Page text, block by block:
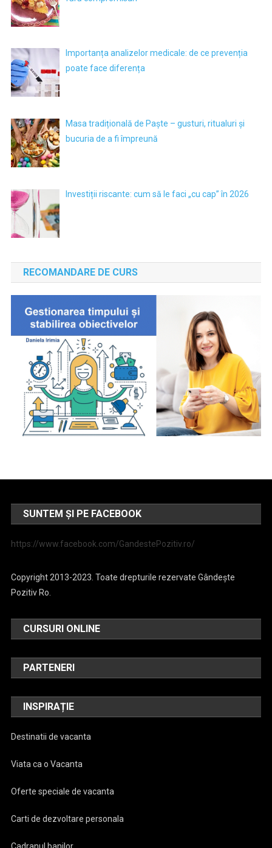
Importanța analizelor medicale: de ce prevenția
poate face diferența
Masa tradițională de Paște – gusturi, ritualuri și
bucuria de a fi împreună
Investiții riscante: cum să le faci „cu cap” în 2026
RECOMANDARE DE CURS
SUNTEM ȘI PE FACEBOOK
https://www.facebook.com/GandestePozitiv.ro/
Copyright 2013-2023. Toate drepturile rezervate Gândește
Pozitiv Ro.
CURSURI ONLINE
PARTENERI
INSPIRAȚIE
Destinatii de vacanta
Viata ca o Vacanta
Oferte speciale de vacanta
Carti de dezvoltare personala